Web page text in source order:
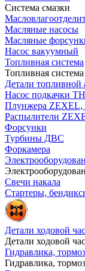
Система смазки
Масляные насосы
Масляные
Насос вакуумный
Топливная система
Топливная система
Детали топливной
Насос подкачки
Плунжера ZEXEL,
Распылители
Форсунки
Турбины ДВС
Форкамера
Свечи накала
Стартеры,
Детали ходовой
Детали ходовой
Гидравлика,
Гидравлика,